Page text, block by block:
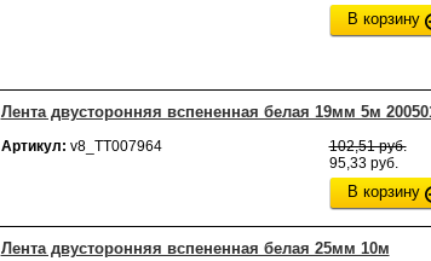
В корзину
Лента двусторонняя вспененная белая 19мм 5м
Артикул: v8_ТТ007964
102,51 руб.
95,33 руб.
В корзину
Лента двусторонняя вспененная белая 25мм 10м